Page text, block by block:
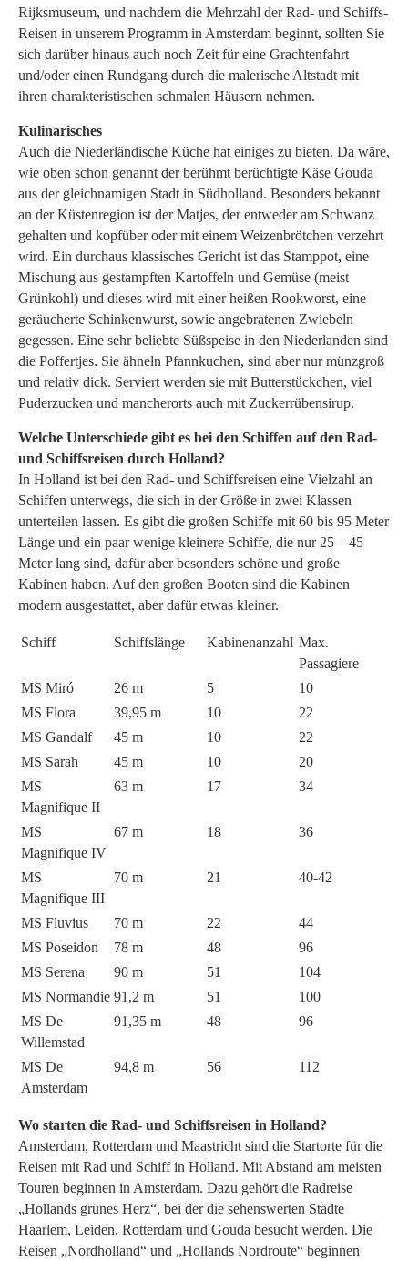
Rijksmuseum, und nachdem die Mehrzahl der Rad- und Schiffs-
Reisen in unserem Programm in Amsterdam beginnt, sollten Sie
sich darüber hinaus auch noch Zeit für eine Grachtenfahrt
und/oder einen Rundgang durch die malerische Altstadt mit
ihren charakteristischen schmalen Häusern nehmen.
Kulinarisches
Auch die Niederländische Küche hat einiges zu bieten. Da wäre,
wie oben schon genannt der berühmt berüchtigte Käse Gouda
aus der gleichnamigen Stadt in Südholland. Besonders bekannt
an der Küstenregion ist der Matjes, der entweder am Schwanz
gehalten und kopfüber oder mit einem Weizenbrötchen verzehrt
wird. Ein durchaus klassisches Gericht ist das Stamppot, eine
Mischung aus gestampften Kartoffeln und Gemüse (meist
Grünkohl) und dieses wird mit einer heißen Rookworst, eine
geräucherte Schinkenwurst, sowie angebratenen Zwiebeln
gegessen. Eine sehr beliebte Süßspeise in den Niederlanden sind
die Poffertjes. Sie ähneln Pfannkuchen, sind aber nur münzgroß
und relativ dick. Serviert werden sie mit Butterstückchen, viel
Puderzucken und mancherorts auch mit Zuckerrübensirup.
Welche Unterschiede gibt es bei den Schiffen auf den Rad-
und Schiffsreisen durch Holland?
In Holland ist bei den Rad- und Schiffsreisen eine Vielzahl an
Schiffen unterwegs, die sich in der Größe in zwei Klassen
unterteilen lassen. Es gibt die großen Schiffe mit 60 bis 95 Meter
Länge und ein paar wenige kleinere Schiffe, die nur 25 – 45
Meter lang sind, dafür aber besonders schöne und große
Kabinen haben. Auf den großen Booten sind die Kabinen
modern ausgestattet, aber dafür etwas kleiner.
Schiff Schiffslänge Kabinenanzahl Max.
Passagiere
MS Miró
26 m 5
10
MS Flora
39,95 m 10
22
MS Gandalf
45 m 10
22
MS Sarah
45 m 10
20
MS
Magnifique II
63 m 17 34
MS
Magnifique IV
67 m 18 36
MS
Magnifique III
70 m 21 40-42
MS Fluvius 70 m 22
44
MS Poseidon
78 m 48
96
MS Serena
90 m 51
104
MS Normandie 91,2 m 51
100
MS De
Willemstad
91,35 m 48 96
MS De
Amsterdam
94,8 m 56 112
Wo starten die Rad- und Schiffsreisen in Holland?
Amsterdam, Rotterdam und Maastricht sind die Startorte für die
Reisen mit Rad und Schiff in Holland. Mit Abstand am meisten
Touren beginnen in Amsterdam. Dazu gehört die Radreise
„Hollands grünes Herz“, bei der die sehenswerten Städte
Haarlem, Leiden, Rotterdam und Gouda besucht werden. Die
Reisen „Nordholland“ und „Hollands Nordroute“ beginnen